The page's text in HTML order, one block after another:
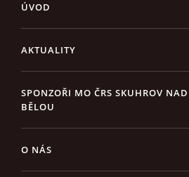
ÚVOD
AKTUALITY
SPONZOŘI MO ČRS SKUHROV NAD
BĚLOU
O NÁS